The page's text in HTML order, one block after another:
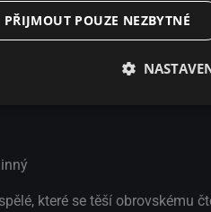
které se těší obrovskému
PŘIJMOUT POUZE NEZBYTNÉ